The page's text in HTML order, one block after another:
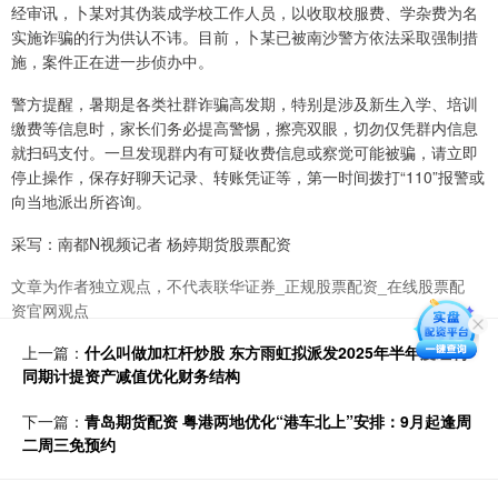
经审讯，卜某对其伪装成学校工作人员，以收取校服费、学杂费为名
实施诈骗的行为供认不讳。目前，卜某已被南沙警方依法采取强制措
施，案件正在进一步侦办中。
警方提醒，暑期是各类社群诈骗高发期，特别是涉及新生入学、培训
缴费等信息时，家长们务必提高警惕，擦亮双眼，切勿仅凭群内信息
就扫码支付。一旦发现群内有可疑收费信息或察觉可能被骗，请立即
停止操作，保存好聊天记录、转账凭证等，第一时间拨打“110”报警或
向当地派出所咨询。
采写：南都N视频记者 杨婷期货股票配资
文章为作者独立观点，不代表联华证券_正规股票配资_在线股票配
资官网观点
上一篇： 什么叫做加杠杆炒股 东方雨虹拟派发2025年半年度红利
同期计提资产减值优化财务结构
下一篇： 青岛期货配资 粤港两地优化“港车北上”安排：9月起逢周
二周三免预约